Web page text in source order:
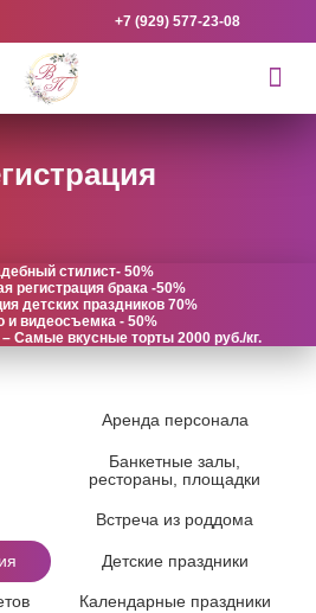
+7 (929) 577-23-08
стилист- 50%
регистрация брака -50%
детских праздников 70%
и видеосъемка - 50%
Самые вкусные торты 2000 руб./кг.
Аренда персонала
Банкетные залы,
рестораны, площадки
Встреча из роддома
Детские праздники
Календарные праздники